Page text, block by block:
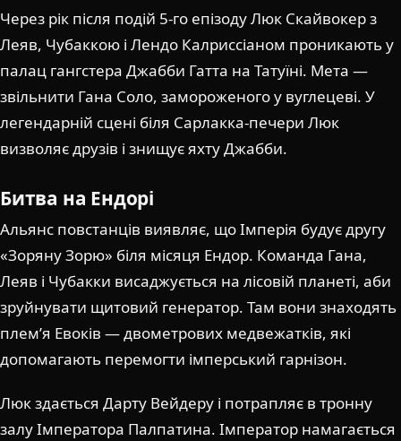
Через рік після подій 5-го епізоду Люк Скайвокер з
Леяв, Чубаккою і Лендо Калриссіаном проникають у
палац гангстера Джабби Гатта на Татуїні. Мета —
звільнити Гана Соло, замороженого у вуглецеві. У
легендарній сцені біля Сарлакка-печери Люк
визволяє друзів і знищує яхту Джабби.
Битва на Ендорі
Альянс повстанців виявляє, що Імперія будує другу
«Зоряну Зорю» біля місяця Ендор. Команда Гана,
Леяв і Чубакки висаджується на лісовій планеті, аби
зруйнувати щитовий генератор. Там вони знаходять
плем’я Евоків — двометрових медвежатків, які
допомагають перемогти імперський гарнізон.
Люк здається Дарту Вейдеру і потрапляє в тронну
залу Імператора Палпатина. Імператор намагається